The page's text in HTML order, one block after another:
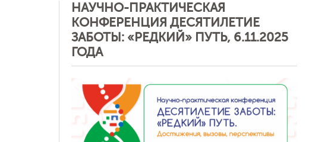
НАУЧНО-ПРАКТИЧЕСКАЯ
КОНФЕРЕНЦИЯ ДЕСЯТИЛЕТИЕ
ЗАБОТЫ: «РЕДКИЙ» ПУТЬ, 6.11.2025
ГОДА
Отменить